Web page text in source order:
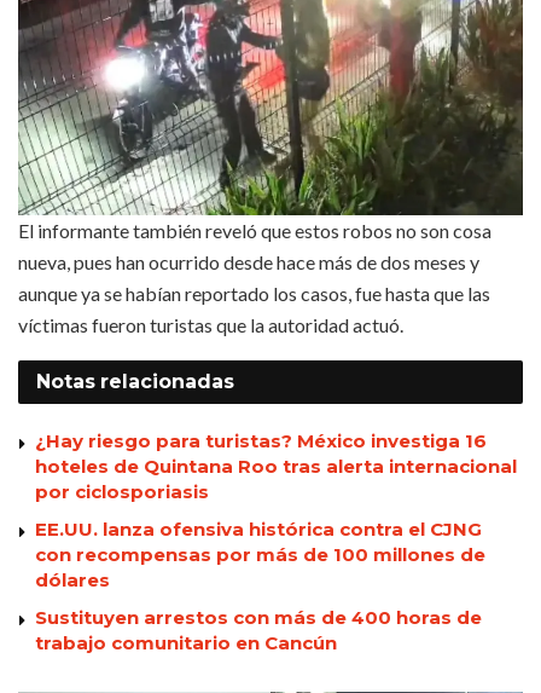
El informante también reveló que estos robos no son cosa
nueva, pues han ocurrido desde hace más de dos meses y
aunque ya se habían reportado los casos, fue hasta que las
víctimas fueron turistas que la autoridad actuó.
Notas relacionadas
¿Hay riesgo para turistas? México investiga 16
hoteles de Quintana Roo tras alerta internacional
por ciclosporiasis
EE.UU. lanza ofensiva histórica contra el CJNG
con recompensas por más de 100 millones de
dólares
Sustituyen arrestos con más de 400 horas de
trabajo comunitario en Cancún